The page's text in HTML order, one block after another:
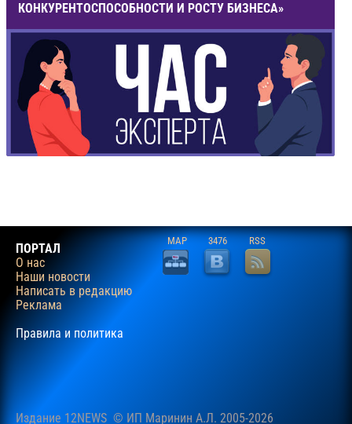
КОНКУРЕНТОСПОСОБНОСТИ И РОСТУ БИЗНЕСА»
ПОРТАЛ
О нас
Наши новости
Написать в редакцию
Реклама
Правила и политика
MAP 3476 RSS
Издание 12NEWS © ИП Маринин А.Л. 2005-2026